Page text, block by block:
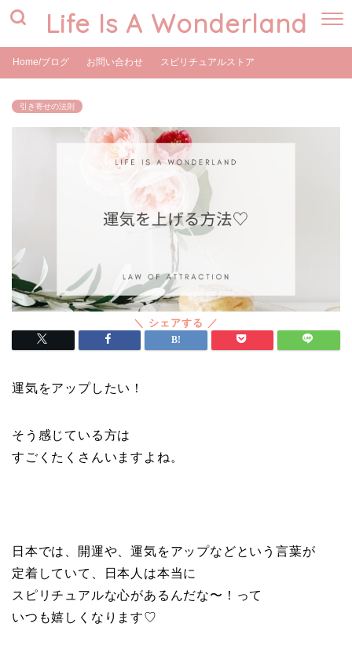
Life Is A Wonderland
Home/ブログ お問い合わせ スピリチュアルストア
引き寄せの法則
運気をアップしたい！
そう感じている方は
すごくたくさんいますよね。
日本では、開運や、運気をアップなどという言葉が
定着していて、日本人は本当に
スピリチュアルな心があるんだな〜！って
いつも嬉しくなります♡